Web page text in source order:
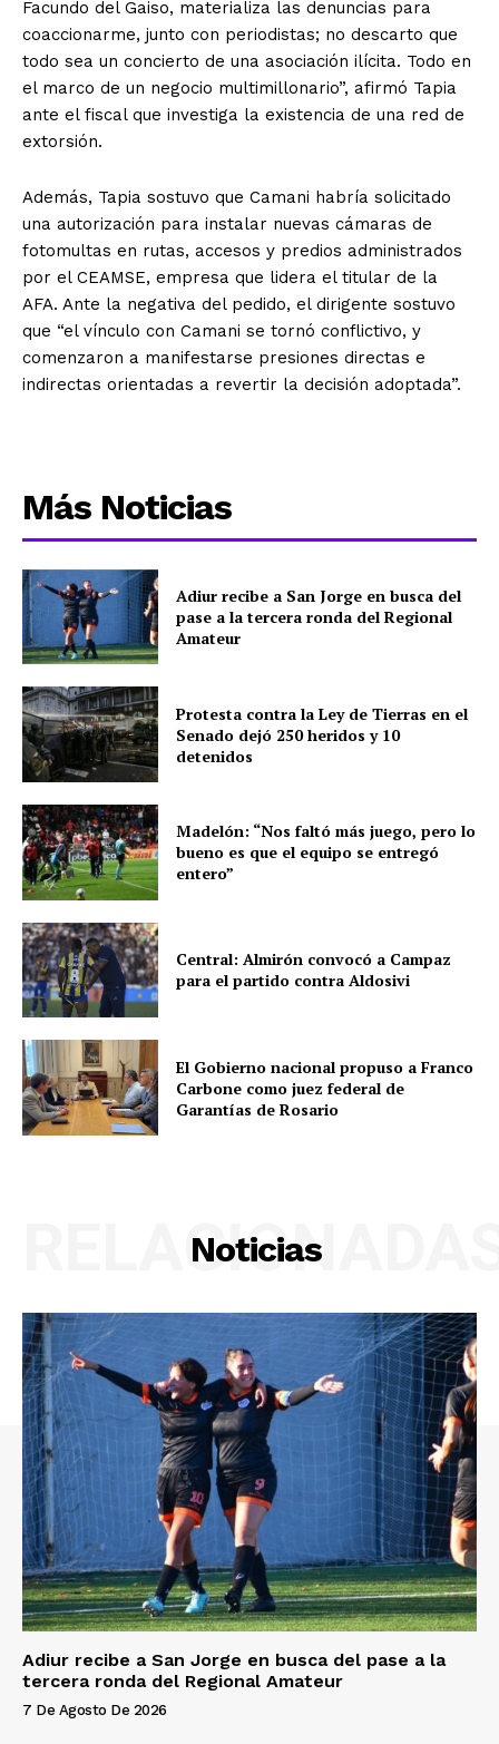
Facundo del Gaiso, materializa las denuncias para
coaccionarme, junto con periodistas; no descarto que
todo sea un concierto de una asociación ilícita. Todo en
el marco de un negocio multimillonario”, afirmó Tapia
ante el fiscal que investiga la existencia de una red de
extorsión.
Además, Tapia sostuvo que Camani habría solicitado
una autorización para instalar nuevas cámaras de
fotomultas en rutas, accesos y predios administrados
por el CEAMSE, empresa que lidera el titular de la
AFA. Ante la negativa del pedido, el dirigente sostuvo
que “el vínculo con Camani se tornó conflictivo, y
comenzaron a manifestarse presiones directas e
indirectas orientadas a revertir la decisión adoptada”.
Más Noticias
Adiur recibe a San Jorge en busca del
pase a la tercera ronda del Regional
Amateur
Protesta contra la Ley de Tierras en el
Senado dejó 250 heridos y 10
detenidos
Madelón: “Nos faltó más juego, pero lo
bueno es que el equipo se entregó
entero”
Central: Almirón convocó a Campaz
para el partido contra Aldosivi
El Gobierno nacional propuso a Franco
Carbone como juez federal de
Garantías de Rosario
Noticias
Adiur recibe a San Jorge en busca del pase a la
tercera ronda del Regional Amateur
7 De Agosto De 2026